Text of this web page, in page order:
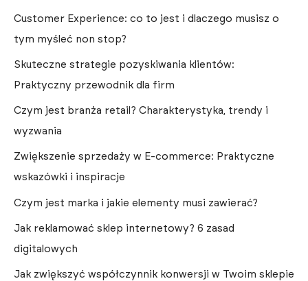
Customer Experience: co to jest i dlaczego musisz o
tym myśleć non stop?
Skuteczne strategie pozyskiwania klientów:
Praktyczny przewodnik dla firm
Czym jest branża retail? Charakterystyka, trendy i
wyzwania
Zwiększenie sprzedaży w E-commerce: Praktyczne
wskazówki i inspiracje
Czym jest marka i jakie elementy musi zawierać?
Jak reklamować sklep internetowy? 6 zasad
digitalowych
Jak zwiększyć współczynnik konwersji w Twoim sklepie